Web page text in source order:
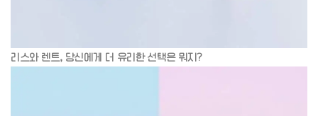
리스와 렌트, 당신에게 더 유리한 선택은 뭐지?